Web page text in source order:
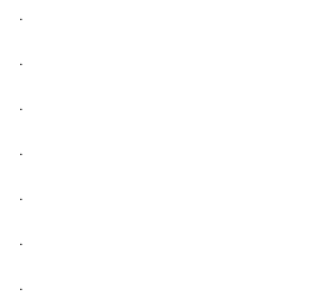
.
.
.
.
.
.
.